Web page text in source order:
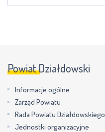
Powiat Działdowski
Informacje ogólne
Zarząd Powiatu
Rada Powiatu Działdowskiego
Jednostki organizacyjne